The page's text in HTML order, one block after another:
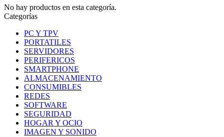
No hay productos en esta categoría.
Categorías
PC Y TPV
PORTATILES
SERVIDORES
PERIFERICOS
SMARTPHONE
ALMACENAMIENTO
CONSUMIBLES
REDES
SOFTWARE
SEGURIDAD
HOGAR Y OCIO
IMAGEN Y SONIDO